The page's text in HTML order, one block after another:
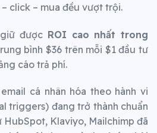
click – mua đều vượt trội.
được ROI cao nhất trong
bình $36 trên mỗi $1 đầu tư
cáo trả phí.
cá nhân hóa theo hành vi
triggers) đang trở thành chuẩn
HubSpot, Klaviyo, Mailchimp đã